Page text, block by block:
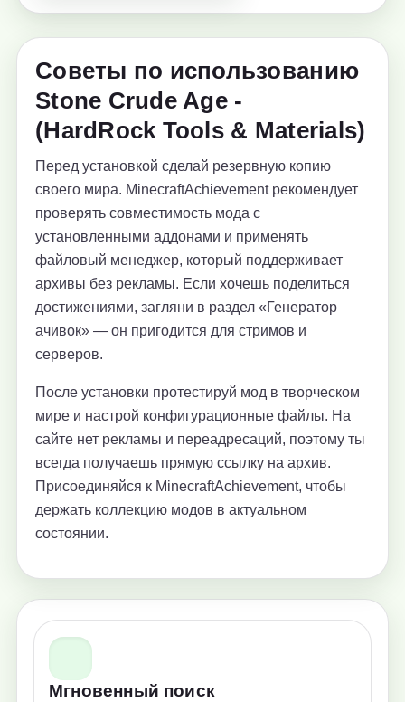
Советы по использованию
Stone Crude Age -
(HardRock Tools & Materials)
Перед установкой сделай резервную копию
своего мира. MinecraftAchievement рекомендует
проверять совместимость мода с
установленными аддонами и применять
файловый менеджер, который поддерживает
архивы без рекламы. Если хочешь поделиться
достижениями, загляни в раздел «Генератор
ачивок» — он пригодится для стримов и
серверов.
После установки протестируй мод в творческом
мире и настрой конфигурационные файлы. На
сайте нет рекламы и переадресаций, поэтому ты
всегда получаешь прямую ссылку на архив.
Присоединяйся к MinecraftAchievement, чтобы
держать коллекцию модов в актуальном
состоянии.
Мгновенный поиск